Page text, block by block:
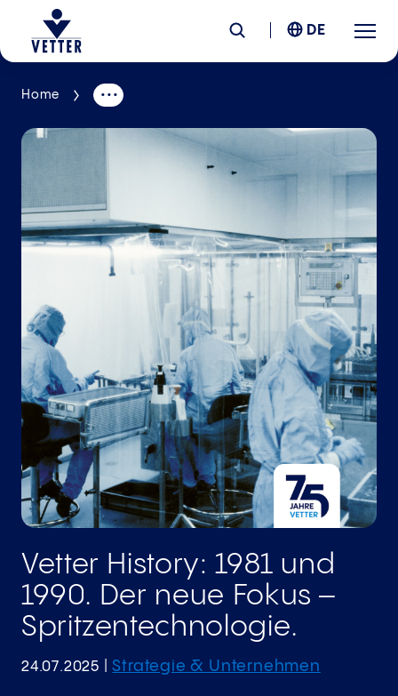
Unternehmen
Services
Standorte
News & Insights
Karriere
DE
Home
Vetter History: 1981 und
1990. Der neue Fokus –
Spritzen­technologie​.
24.07.2025 |Strategie & Unternehmen